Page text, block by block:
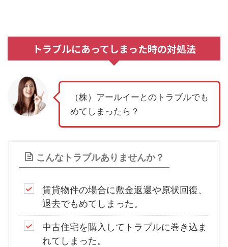
トラブルにあってしまった時の対処法
（株）アールイーとのトラブルでも
めてしまったら？
こんなトラブルありませんか？
賃貸物件の場合に敷金返還や原状回復、
退去でもめてしまった。
中古住宅を購入してトラブルに巻き込ま
れてしまった。